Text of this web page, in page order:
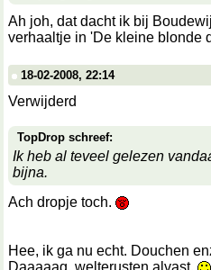
Ah joh, dat dacht ik bij
verhaaltje in 'De kleine blonde
18-02-2008, 22:14
Verwijderd
TopDrop schreef:
Ik heb al teveel gelezen
bijna.
Ach dropje toch.
Hee, ik ga nu echt. Douchen
Daaaaag, welterusten alvast.